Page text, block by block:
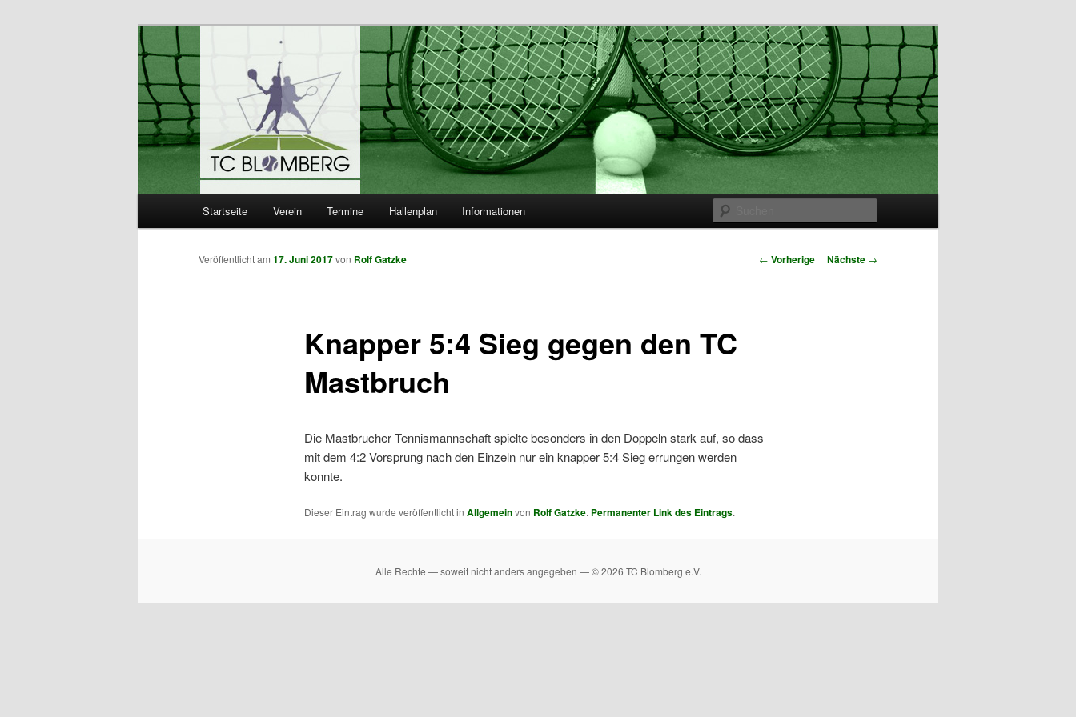
TC Blomberg e.V.
Zum
Inhalt
Startseite Verein Termine Hallenplan Informationen
Artikelnavigation
← Vorherige Nächste →
Knapper 5:4 Sieg gegen den TC
Mastbruch
Veröffentlicht am 17. Juni 2017von Rolf Gatzke
Die Mastbrucher Tennismannschaft spielte besonders in den Doppeln stark auf, so dass
mit dem 4:2 Vorsprung nach den Einzeln nur ein knapper 5:4 Sieg errungen werden
konnte.
Dieser Eintrag wurde veröffentlicht in Allgemeinvon Rolf Gatzke. Permanenter Link des Eintrags.
Alle Rechte — soweit nicht anders angegeben — © 2026 TC Blomberg e.V.